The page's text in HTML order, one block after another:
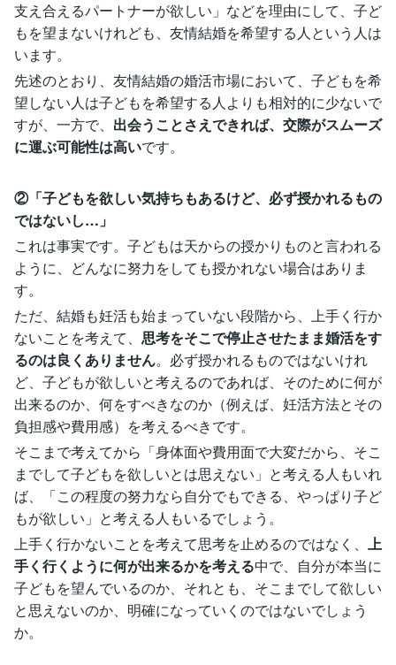
支え合えるパートナーが欲しい」などを理由にして、子ど
もを望まないけれども、友情結婚を希望する人という人は
います。
先述のとおり、友情結婚の婚活市場において、子どもを希
望しない人は子どもを希望する人よりも相対的に少ないで
すが、一方で、 出会うことさえできれば、交際がスムーズ
に運ぶ可能性は高いです。
②「子どもを欲しい気持ちもあるけど、必ず授かれるもの
ではないし…」
これは事実です。子どもは天からの授かりものと言われる
ように、どんなに努力をしても授かれない場合はありま
す。
ただ、結婚も妊活も始まっていない段階から、上手く行か
ないことを考えて、 思考をそこで停止させたまま婚活をす
るのは良くありません。必ず授かれるものではないけれ
ど、子どもが欲しいと考えるのであれば、そのために何が
出来るのか、何をすべきなのか（例えば、妊活方法とその
負担感や費用感）を考えるべきです。
そこまで考えてから「身体面や費用面で大変だから、そこ
までして子どもを欲しいとは思えない」と考える人もいれ
ば、「この程度の努力なら自分でもできる、やっぱり子ど
もが欲しい」と考える人もいるでしょう。
上手く行かないことを考えて思考を止めるのではなく、 上
手く行くように何が出来るかを考える中で、自分が本当に
子どもを望んでいるのか、それとも、そこまでして欲しい
と思えないのか、明確になっていくのではないでしょう
か。